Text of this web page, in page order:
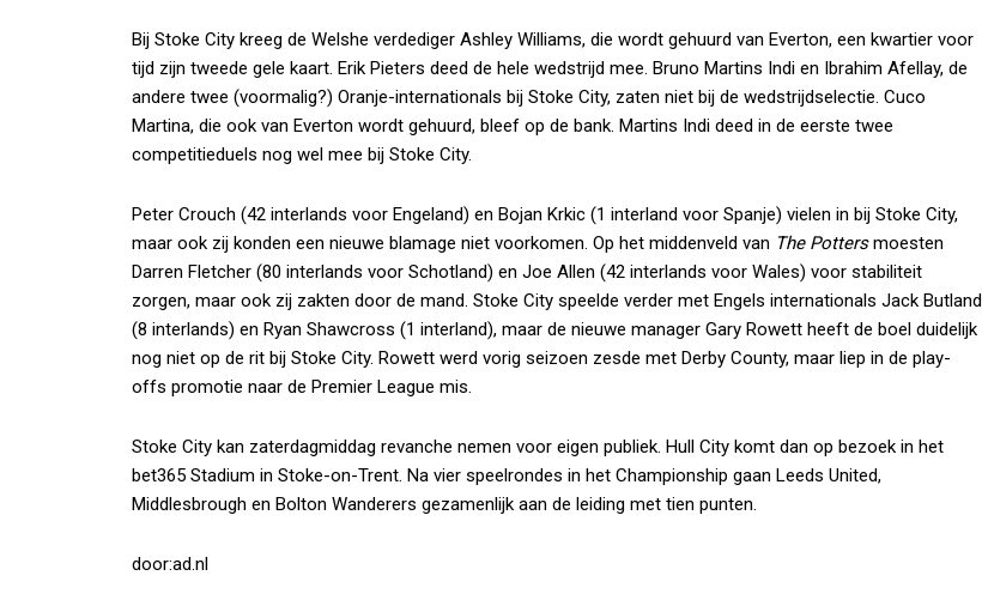
Bij Stoke City kreeg de Welshe verdediger Ashley Williams, die wordt gehuurd van Everton, een kwartier voor
tijd zijn tweede gele kaart. Erik Pieters deed de hele wedstrijd mee. Bruno Martins Indi en Ibrahim Afellay, de
andere twee (voormalig?) Oranje-internationals bij Stoke City, zaten niet bij de wedstrijdselectie. Cuco
Martina, die ook van Everton wordt gehuurd, bleef op de bank. Martins Indi deed in de eerste twee
competitieduels nog wel mee bij Stoke City.
Peter Crouch (42 interlands voor Engeland) en Bojan Krkic (1 interland voor Spanje) vielen in bij Stoke City,
maar ook zij konden een nieuwe blamage niet voorkomen. Op het middenveld van The Pottersmoesten
Darren Fletcher (80 interlands voor Schotland) en Joe Allen (42 interlands voor Wales) voor stabiliteit
zorgen, maar ook zij zakten door de mand. Stoke City speelde verder met Engels internationals Jack Butland
(8 interlands) en Ryan Shawcross (1 interland), maar de nieuwe manager Gary Rowett heeft de boel duidelijk
nog niet op de rit bij Stoke City. Rowett werd vorig seizoen zesde met Derby County, maar liep in de play-
offs promotie naar de Premier League mis.
Stoke City kan zaterdagmiddag revanche nemen voor eigen publiek. Hull City komt dan op bezoek in het
bet365 Stadium in Stoke-on-Trent. Na vier speelrondes in het Championship gaan Leeds United,
Middlesbrough en Bolton Wanderers gezamenlijk aan de leiding met tien punten.
door:ad.nl